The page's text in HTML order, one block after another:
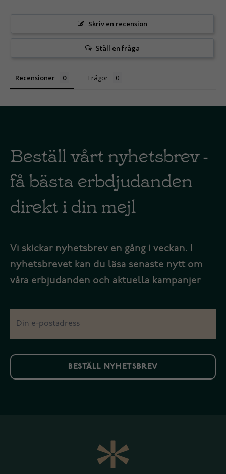
Skriv en recension
Ställ en fråga
Recensioner Frågor
Beställ vårt nyhetsbrev -
få bästa erbdjudanden
direkt i din mejl
Vi skickar nyhetsbrev en gång i veckan. I
nyhetsbrevet kan du läsa senaste nytt om
våra erbjudanden och aktuella kampanjer
BESTÄLL NYHETSBREV